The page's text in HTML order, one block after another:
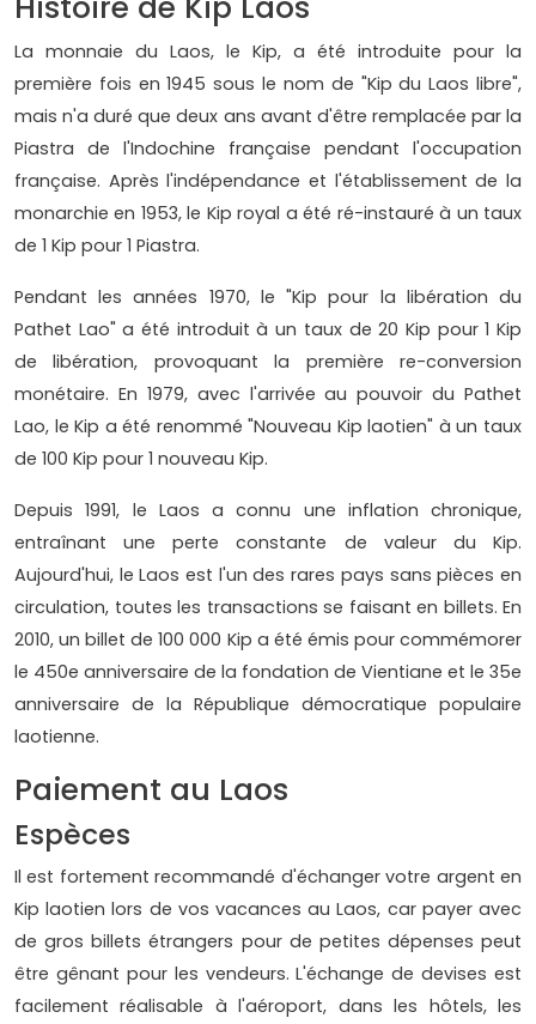
La monnaie du Laos, le Kip, a été introduite pour la
première fois en 1945 sous le nom de "Kip du Laos libre",
mais n'a duré que deux ans avant d'être remplacée par la
Piastra de l'Indochine française pendant l'occupation
française. Après l'indépendance et l'établissement de la
monarchie en 1953, le Kip royal a été ré-instauré à un taux
de 1 Kip pour 1 Piastra.
Pendant les années 1970, le "Kip pour la libération du
Pathet Lao" a été introduit à un taux de 20 Kip pour 1 Kip
de libération, provoquant la première re-conversion
monétaire. En 1979, avec l'arrivée au pouvoir du Pathet
Lao, le Kip a été renommé "Nouveau Kip laotien" à un taux
de 100 Kip pour 1 nouveau Kip.
Depuis 1991, le Laos a connu une inflation chronique,
entraînant une perte constante de valeur du Kip.
Aujourd'hui, le Laos est l'un des rares pays sans pièces en
circulation, toutes les transactions se faisant en billets. En
2010, un billet de 100 000 Kip a été émis pour commémorer
le 450e anniversaire de la fondation de Vientiane et le 35e
anniversaire de la République démocratique populaire
laotienne.
Paiement au Laos
Espèces
Il est fortement recommandé d'échanger votre argent en
Kip laotien lors de vos vacances au Laos, car payer avec
de gros billets étrangers pour de petites dépenses peut
être gênant pour les vendeurs. L'échange de devises est
facilement réalisable à l'aéroport, dans les hôtels, les